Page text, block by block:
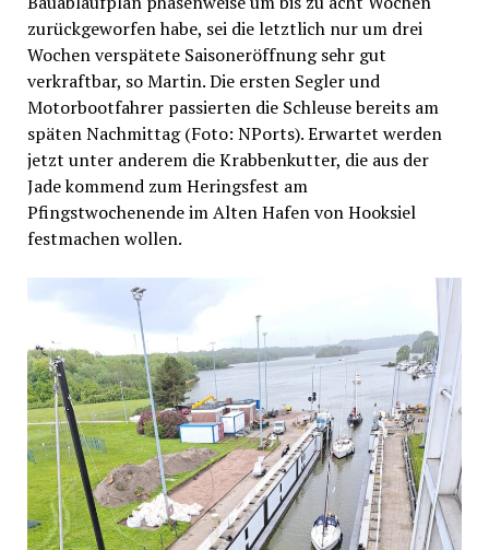
zurückgeworfen habe, sei die letztlich nur um drei
Wochen verspätete Saisoneröffnung sehr gut
verkraftbar, so Martin. Die ersten Segler und
Motorbootfahrer passierten die Schleuse bereits am
späten Nachmittag (Foto: NPorts). Erwartet werden
jetzt unter anderem die Krabbenkutter, die aus der
Jade kommend zum Heringsfest am
Pfingstwochenende im Alten Hafen von Hooksiel
festmachen wollen.